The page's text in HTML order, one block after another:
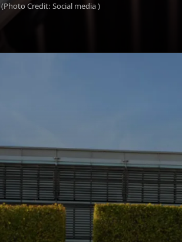
(Photo Credit: Social media )